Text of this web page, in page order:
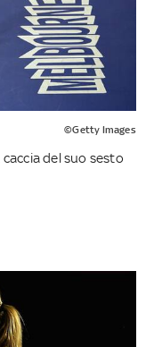
©Getty Images
del suo sesto